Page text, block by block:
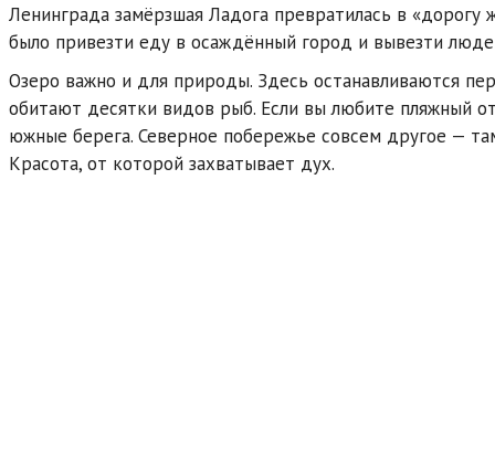
Ленинграда замёрзшая Ладога превратилась в «дорогу
было привезти еду в осаждённый город и вывезти
Озеро важно и для природы. Здесь останавливаются
обитают десятки видов рыб. Если вы любите пляжный
южные берега. Северное побережье совсем другое —
Красота, от которой захватывает дух.